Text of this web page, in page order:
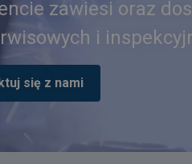
zawiesi oraz
i
się z nami